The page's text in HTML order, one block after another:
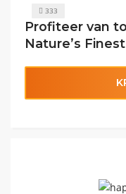
333
Profiteer van
Nature’s